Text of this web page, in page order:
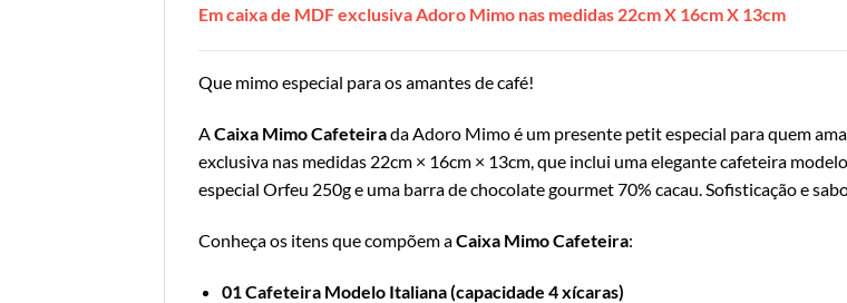
Em caixa de MDF exclusiva Adoro Mimo nas medidas 22cm X 16cm X 13cm
Que mimo especial para os amantes de café!
ACaixa Mimo Cafeteirada Adoro Mimo é um presente petit especial para quem
exclusiva nas medidas 22cm × 16cm × 13cm, que inclui uma elegante cafeteira
especial Orfeu 250g e uma barra de chocolate gourmet 70% cacau. Sofisticação e
Conheça os itens que compõem aCaixa Mimo Cafeteira:
01 Cafeteira Modelo Italiana (capacidade 4 xícaras)